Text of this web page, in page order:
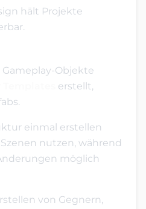
hält Projekte
Objekte
erstellt,
einmal erstellen
nutzen, während
möglich
von Gegnern,